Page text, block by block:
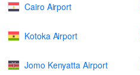
Cairo Airport
Kotoka Airport
Jomo Kenyatta Airport